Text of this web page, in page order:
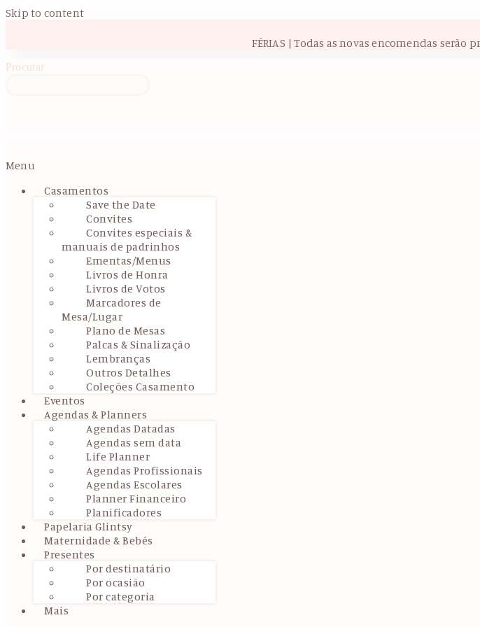
Skip to content
FÉRIAS | Todas as novas encomendas serão
Procurar
Menu
Casamentos
Save the Date
Convites
Convites especiais &
manuais de padrinhos
Ementas/Menus
Livros de Honra
Livros de Votos
Marcadores de
Mesa/Lugar
Plano de Mesas
Palcas & Sinalização
Lembranças
Outros Detalhes
Coleções Casamento
Eventos
Agendas & Planners
Agendas Datadas
Agendas sem data
Life Planner
Agendas Profissionais
Agendas Escolares
Planner Financeiro
Planificadores
Papelaria Glintsy
Maternidade & Bebés
Presentes
Por destinatário
Por ocasião
Por categoria
Mais